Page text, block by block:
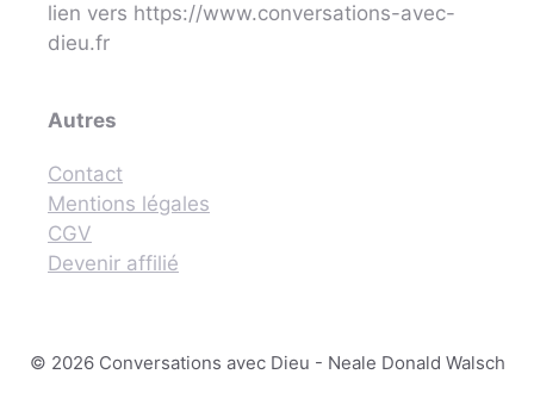
lien vers https://www.conversations-avec-
dieu.fr
Autres
Contact
Mentions légales
CGV
Devenir affilié
© 2026 Conversations avec Dieu - Neale Donald Walsch